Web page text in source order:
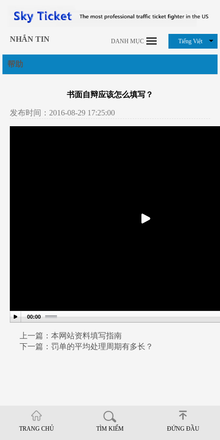
Tiếng Việt
NHẮN TIN DANH MỤC
帮助
书面自辩应该怎么填写？
发布时间：2016-08-29 17:25:00
上一篇：本网站资料填写指南
下一篇：罚单的平均处理周期有多长？
TRANG CHỦ TÌM KIẾM ĐỨNG ĐẦU